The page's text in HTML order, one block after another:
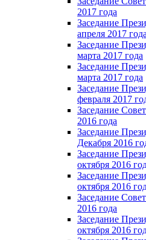
2017 года
Заседание
апреля 2017 года
Заседание
марта 2017 года
Заседание
марта 2017 года
Заседание
февраля 2017
Заседание
2016 года
Заседание
Декабря 2016
Заседание
октября 2016
Заседание
октября 2016
Заседание
2016 года
Заседание
октября 2016